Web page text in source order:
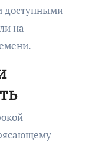
доступными
на